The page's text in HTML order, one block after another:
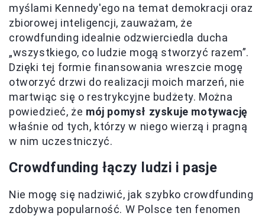
myślami Kennedy'ego na temat demokracji oraz
zbiorowej inteligencji, zauważam, że
crowdfunding idealnie odzwierciedla ducha
„wszystkiego, co ludzie mogą stworzyć razem”.
Dzięki tej formie finansowania wreszcie mogę
otworzyć drzwi do realizacji moich marzeń, nie
martwiąc się o restrykcyjne budżety. Można
powiedzieć, że mój pomysł zyskuje motywację
właśnie od tych, którzy w niego wierzą i pragną
w nim uczestniczyć.
Crowdfunding łączy ludzi i pasje
Nie mogę się nadziwić, jak szybko crowdfunding
zdobywa popularność. W Polsce ten fenomen